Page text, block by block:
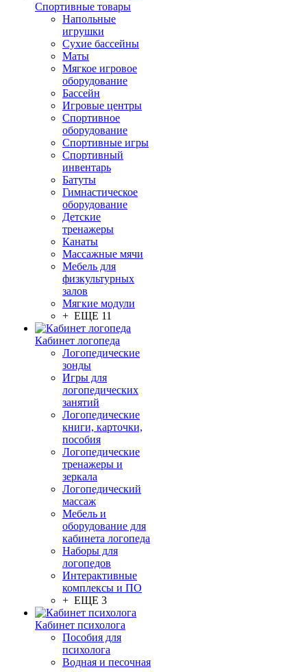
Спортивные товары
Напольные
игрушки
Сухие бассейны
Маты
Мягкое игровое
оборудование
Бассейн
Игровые центры
Спортивное
оборудование
Спортивные игры
Спортивный
инвентарь
Батуты
Гимнастическое
оборудование
Детские
тренажеры
Канаты
Массажные мячи
Мебель для
физкультурных
залов
Мягкие модули
+ ЕЩЕ 11
Кабинет логопеда
Логопедические
зонды
Игры для
логопедических
занятий
Логопедические
книги, карточки,
пособия
Логопедические
тренажеры и
зеркала
Логопедический
массаж
Мебель и
оборудование для
кабинета логопеда
Наборы для
логопедов
Интерактивные
комплексы и ПО
+ ЕЩЕ 3
Кабинет психолога
Пособия для
психолога
Водная и песочная